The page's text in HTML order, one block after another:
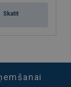
Skatīt